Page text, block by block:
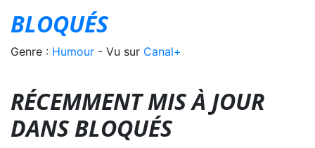
BLOQUÉS
Genre : Humour - Vu sur Canal+
RÉCEMMENT MIS À JOUR
DANS BLOQUÉS